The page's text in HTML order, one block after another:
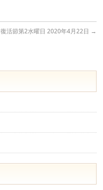
復活節第2水曜日 2020年4月22日 →